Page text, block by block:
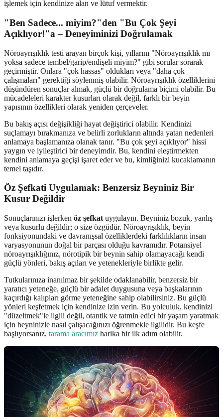
işlemek için kendinize alan ve lütuf vermektir.
"Ben Sadece... miyim?"den "Bu Çok Şeyi
Açıklıyor!"a – Deneyiminizi Doğrulamak
Nöroayrışıklık testi arayan birçok kişi, yıllarını "Nöroayrışıklık mı
yoksa sadece tembel/garip/endişeli miyim?" gibi sorular sorarak
geçirmiştir. Onlara "çok hassas" oldukları veya "daha çok
çalışmaları" gerektiği söylenmiş olabilir. Nöroayrışıklık özelliklerini
düşündüren sonuçlar almak, güçlü bir doğrulama biçimi olabilir. Bu
mücadeleleri karakter kusurları olarak değil, farklı bir beyin
yapısının özellikleri olarak yeniden çerçeveler.
Bu bakış açısı değişikliği hayat değiştirici olabilir. Kendinizi
suçlamayı bırakmanıza ve belirli zorlukların altında yatan nedenleri
anlamaya başlamanıza olanak tanır. "Bu çok şeyi açıklıyor" hissi
yaygın ve iyileştirici bir deneyimdir. Bu, kendini eleştirmekten
kendini anlamaya geçişi işaret eder ve bu, kimliğinizi kucaklamanın
temel taşıdır.
Öz Şefkati Uygulamak: Benzersiz Beyniniz Bir
Kusur Değildir
Sonuçlarınızı işlerken öz şefkat uygulayın. Beyniniz bozuk, yanlış
veya kusurlu değildir; o size özgüdür. Nöroayrışıklık, beyin
fonksiyonundaki ve davranışsal özelliklerdeki farklılıkların insan
varyasyonunun doğal bir parçası olduğu kavramıdır. Potansiyel
nöroayrışıklığınız, nörotipik bir beynin sahip olamayacağı kendi
güçlü yönleri, bakış açıları ve yetenekleriyle birlikte gelir.
Tutkularınıza inanılmaz bir şekilde odaklanabilir, benzersiz bir
yaratıcı yeteneğe, güçlü bir adalet duygusuna veya başkalarının
kaçırdığı kalıpları görme yeteneğine sahip olabilirsiniz. Bu güçlü
yönleri keşfetmek için kendinize izin verin. Bu yolculuk, kendinizi
"düzeltmek"le ilgili değil, otantik ve tatmin edici bir yaşam yaratmak
için beyninizle nasıl çalışacağınızı öğrenmekle ilgilidir. Bu keşfe
başlıyorsanız, tarama aracımız harika bir ilk adım olabilir.